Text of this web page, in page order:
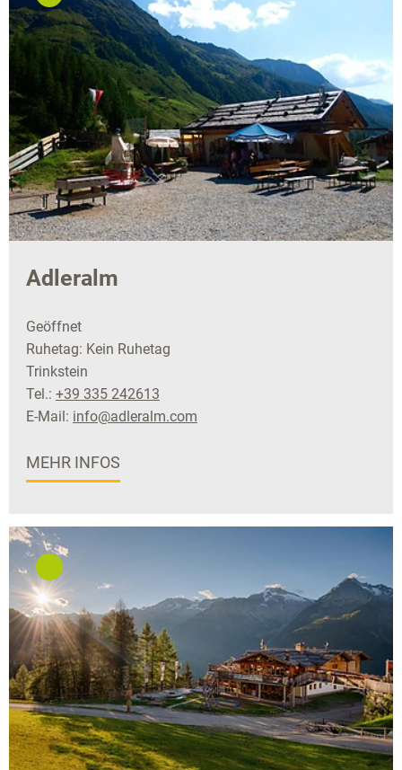
Adleralm
Geöffnet
Ruhetag: Kein Ruhetag
Trinkstein
Tel.: +39 335 242613
E-Mail: info@adleralm.com
MEHR INFOS